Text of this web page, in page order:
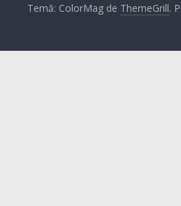
Temă: ColorMag de ThemeGrill.